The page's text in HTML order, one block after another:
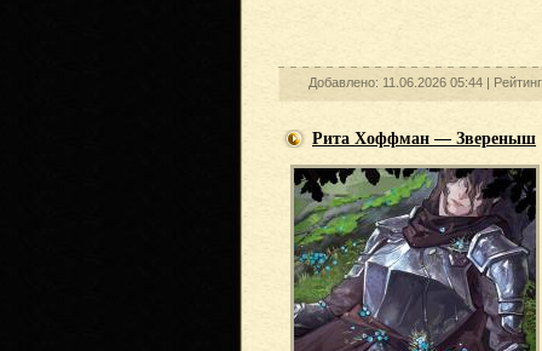
Добавлено: 11.06.2026 05:44 |
Рита Хоффман — Звереныш